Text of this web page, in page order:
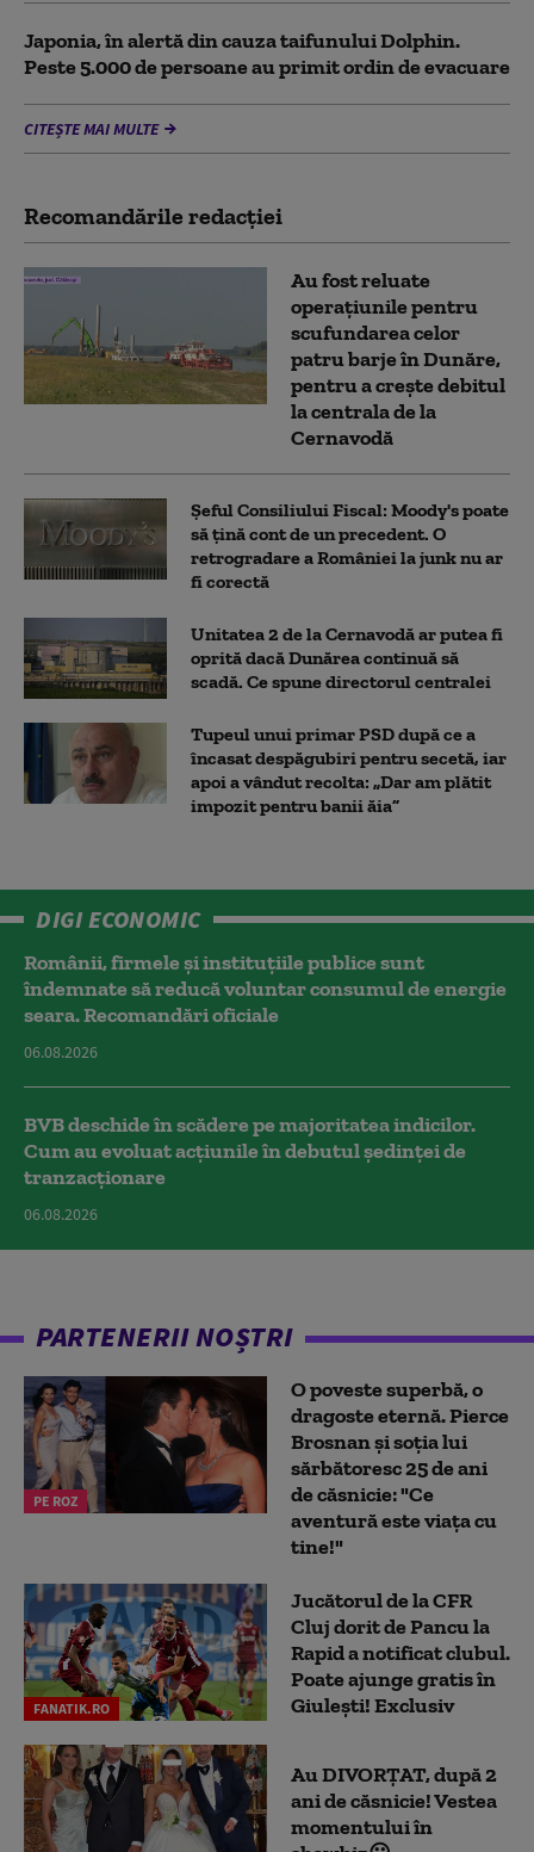
Japonia, în alertă din cauza taifunului Dolphin.
Peste 5.000 de persoane au primit ordin de evacuare
CITEȘTE MAI MULTE
Recomandările redacţiei
Au fost reluate
operațiunile pentru
scufundarea celor
patru barje în Dunăre,
pentru a crește debitul
la centrala de la
Cernavodă
Șeful Consiliului Fiscal: Moody's poate
să țină cont de un precedent. O
retrogradare a României la junk nu ar
fi corectă
Unitatea 2 de la Cernavodă ar putea fi
oprită dacă Dunărea continuă să
scadă. Ce spune directorul centralei
Tupeul unui primar PSD după ce a
încasat despăgubiri pentru secetă, iar
apoi a vândut recolta: „Dar am plătit
impozit pentru banii ăia”
DIGI ECONOMIC
Românii, firmele și instituțiile publice sunt
îndemnate să reducă voluntar consumul de energie
seara. Recomandări oficiale
06.08.2026
BVB deschide în scădere pe majoritatea indicilor.
Cum au evoluat acțiunile în debutul ședinței de
tranzacționare
06.08.2026
PARTENERII NOȘTRI
PE ROZ
O poveste superbă, o
dragoste eternă. Pierce
Brosnan și soția lui
sărbătoresc 25 de ani
de căsnicie: "Ce
aventură este viața cu
tine!"
FANATIK.RO
Jucătorul de la CFR
Cluj dorit de Pancu la
Rapid a notificat clubul.
Poate ajunge gratis în
Giulești! Exclusiv
Au DIVORȚAT, după 2
ani de căsnicie! Vestea
momentului în